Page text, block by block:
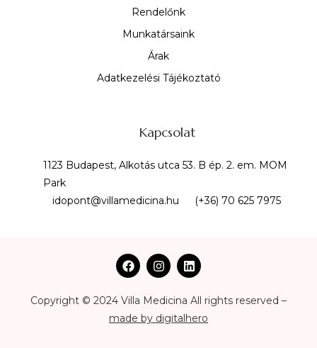
Rendelőnk
Munkatársaink
Árak
Adatkezelési Tájékoztató
Kapcsolat
1123 Budapest, Alkotás utca 53. B ép. 2. em. MOM
Park
idopont@villamedicina.hu
(+36) 70 625 7975
Copyright © 2024 Villa Medicina All rights reserved –
made by digitalhero